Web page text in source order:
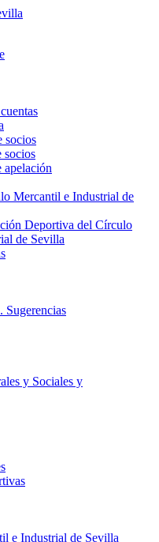
socios
socios
apelación
Mercantil e Industrial de
Deportiva del Círculo
de Sevilla
Sugerencias
y Sociales y
e Industrial de Sevilla